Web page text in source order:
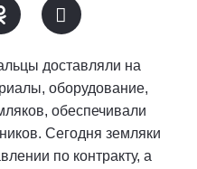
доставляли на
оборудование,
обеспечивали
Сегодня земляки
по контракту, а